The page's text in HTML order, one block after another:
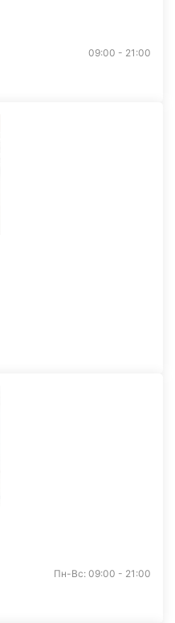
09:00 - 21:00
Пн-Вс: 09:00 - 21:00